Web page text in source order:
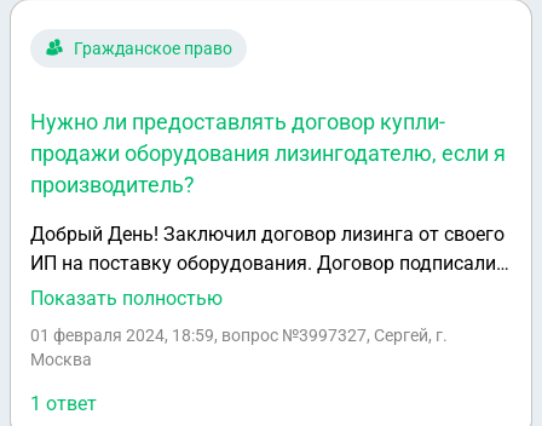
.Естественно в этот срок все занятия не вошли и
Гражданское право
Нужно ли предоставлять договор купли-
продажи оборудования лизингодателю, если я
производитель?
Добрый День! Заключил договор лизинга от своего
ИП на поставку оборудования. Договор подписали,
товар отправили. Сейчас Лизингополучатель
оборудования мне (у кого я приобрёл это
оборудование я произвожу сам и не у кого не
Показать полностью
01 февраля 2024, 18:59, вопрос №3997327, Сергей, г.
Москва
1 ответ